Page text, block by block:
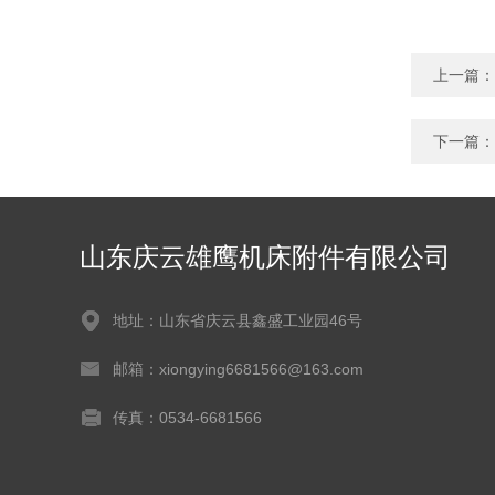
上一篇：
下一篇：
山东庆云雄鹰机床附件有限公司
地址：山东省庆云县鑫盛工业园46号
邮箱：xiongying6681566@163.com
传真：0534-6681566